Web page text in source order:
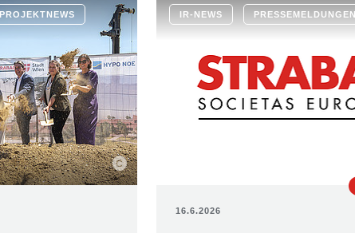
PROJEKTNEWS IR-NEWS PRESSEMELDUNGEN
16.6.2026